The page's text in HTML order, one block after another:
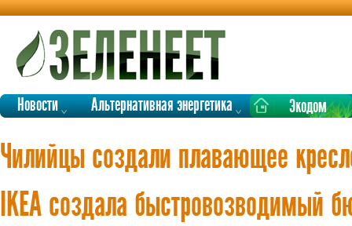
Новости Альтернативная энергетика Экодом
Чилийцы создали плавающее
IKEA создала быстровозводимый